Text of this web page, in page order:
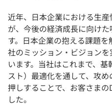
近年、日本企業における生
が、今後の経済成長に向け
す。日本企業の抱える課題
社のミッション・ビジョン
います。当社はこれまで、
スト）最適化を通して、攻
押しすることで、お客さま
した。